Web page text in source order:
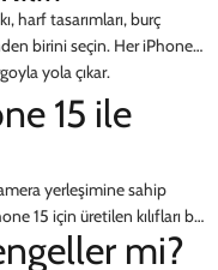
harf tasarımları, burç
birini seçin. Her iPhone
yola çıkar.
15 ile
yerleşimine sahip
15 için üretilen kılıfları bu
mi?